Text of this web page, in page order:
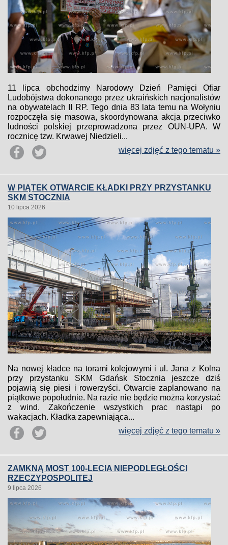
11 lipca obchodzimy Narodowy Dzień Pamięci Ofiar
Ludobójstwa dokonanego przez ukraińskich nacjonalistów
na obywatelach II RP. Tego dnia 83 lata temu na Wołyniu
rozpoczęła się masowa, skoordynowana akcja przeciwko
ludności polskiej przeprowadzona przez OUN-UPA. W
rocznicę tzw. Krwawej Niedzieli...
więcej zdjęć z tego tematu »
W PIĄTEK OTWARCIE KŁADKI PRZY PRZYSTANKU
SKM STOCZNIA
10 lipca 2026
Na nowej kładce na torami kolejowymi i ul. Jana z Kolna
przy przystanku SKM Gdańsk Stocznia jeszcze dziś
pojawią się piesi i rowerzyści. Otwarcie zaplanowano na
piątkowe popołudnie. Na razie nie będzie można korzystać
z wind. Zakończenie wszystkich prac nastąpi po
wakacjach. Kładka zapewniająca...
więcej zdjęć z tego tematu »
ZAMKNĄ MOST 100-LECIA NIEPODLEGŁOŚCI
RZECZYPOSPOLITEJ
9 lipca 2026